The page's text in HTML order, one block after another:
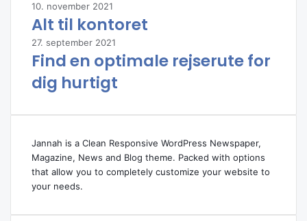
10. november 2021
Alt til kontoret
27. september 2021
Find en optimale rejserute for
dig hurtigt
Jannah is a Clean Responsive WordPress Newspaper,
Magazine, News and Blog theme. Packed with options
that allow you to completely customize your website to
your needs.